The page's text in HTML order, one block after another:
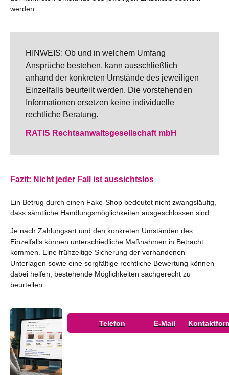
werden.
HINWEIS: Ob und in welchem Umfang
Ansprüche bestehen, kann ausschließlich
anhand der konkreten Umstände des jeweiligen
Einzelfalls beurteilt werden. Die vorstehenden
Informationen ersetzen keine individuelle
rechtliche Beratung.
RATIS Rechtsanwaltsgesellschaft mbH
Fazit: Nicht jeder Fall ist aussichtslos
Ein Betrug durch einen Fake-Shop bedeutet nicht zwangsläufig,
dass sämtliche Handlungsmöglichkeiten ausgeschlossen sind.
Je nach Zahlungsart und den konkreten Umständen des
Einzelfalls können unterschiedliche Maßnahmen in Betracht
kommen. Eine frühzeitige Sicherung der vorhandenen
Unterlagen sowie eine sorgfältige rechtliche Bewertung können
dabei helfen, bestehende Möglichkeiten sachgerecht zu
beurteilen.
Telefon E-Mail